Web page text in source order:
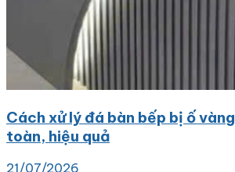
Cách xử lý đá bàn bếp bị ố
toàn, hiệu quả
21/07/2026